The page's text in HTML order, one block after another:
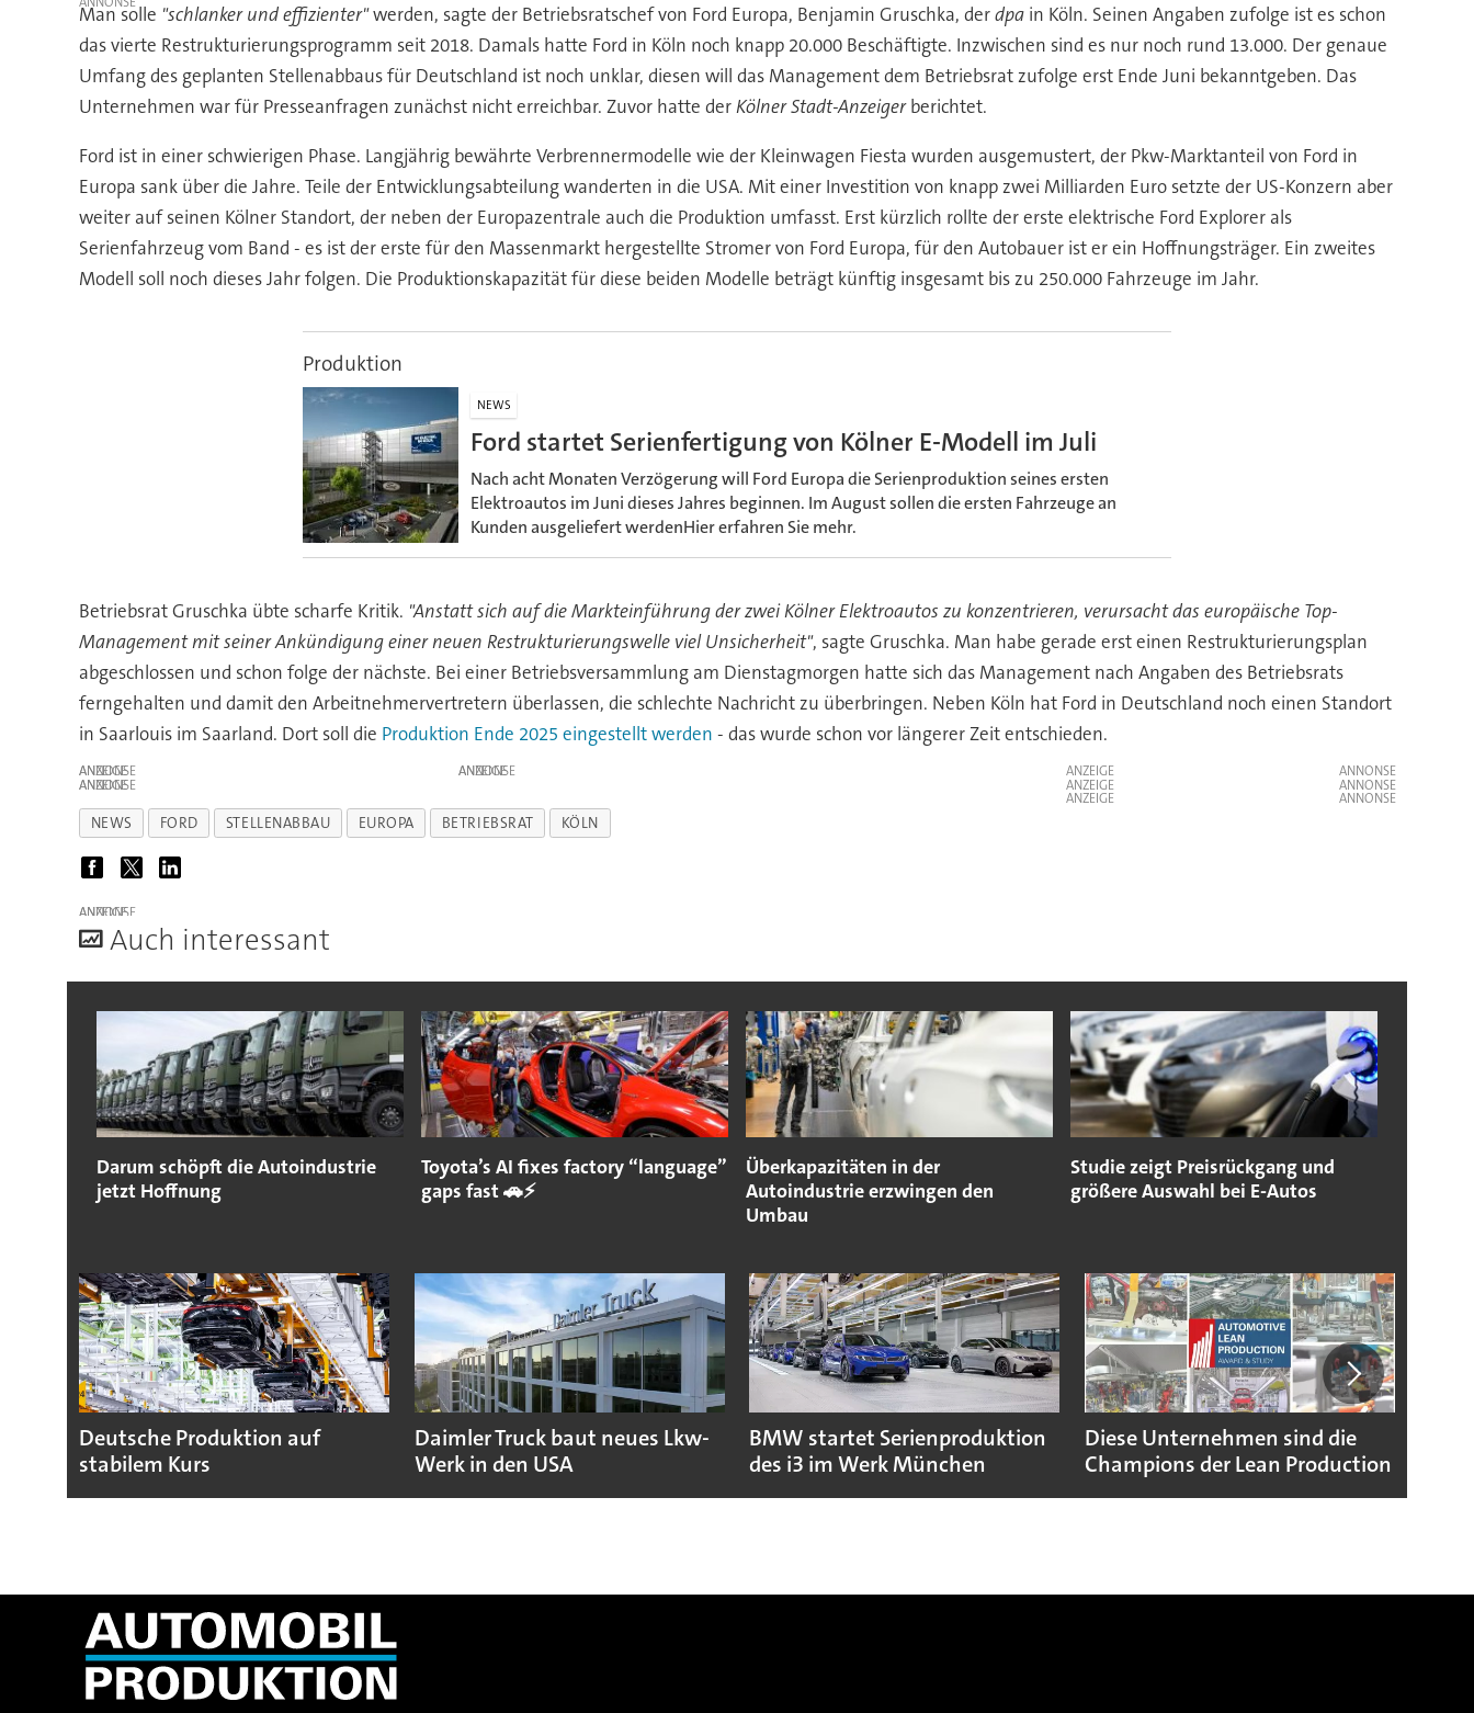
Man solle "schlanker und effizienter"werden, sagte der Betriebsratschef von Ford Europa, Benjamin Gruschka, derdpain Köln. Seinen Angaben zufolge ist es schon
das vierte Restrukturierungsprogramm seit 2018. Damals hatte Ford in Köln noch knapp 20.000 Beschäftigte. Inzwischen sind es nur noch rund 13.000. Der genaue
Umfang des geplanten Stellenabbaus für Deutschland ist noch unklar, diesen will das Management dem Betriebsrat zufolge erst Ende Juni bekanntgeben. Das
Unternehmen war für Presseanfragen zunächst nicht erreichbar. Zuvor hatte derKölner Stadt-Anzeigerberichtet.
Ford ist in einer schwierigen Phase. Langjährig bewährte Verbrennermodelle wie der Kleinwagen Fiesta wurden ausgemustert, der Pkw-Marktanteil von Ford in
Europa sank über die Jahre. Teile der Entwicklungsabteilung wanderten in die USA. Mit einer Investition von knapp zwei Milliarden Euro setzte der US-Konzern aber
weiter auf seinen Kölner Standort, der neben der Europazentrale auch die Produktion umfasst. Erst kürzlich rollte der erste elektrische Ford Explorer als
Serienfahrzeug vom Band - es ist der erste für den Massenmarkt hergestellte Stromer von Ford Europa, für den Autobauer ist er ein Hoffnungsträger. Ein zweites
Modell soll noch dieses Jahr folgen. Die Produktionskapazität für diese beiden Modelle beträgt künftig insgesamt bis zu 250.000 Fahrzeuge im Jahr.
Produktion
NEWS
Ford startet Serienfertigung von Kölner E-Modell im Juli
Nach acht Monaten Verzögerung will Ford Europa die Serienproduktion seines ersten
Elektroautos im Juni dieses Jahres beginnen. Im August sollen die ersten Fahrzeuge an
Kunden ausgeliefert werdenHier erfahren Sie mehr.
Betriebsrat Gruschka übte scharfe Kritik. "Anstatt sich auf die Markteinführung der zwei Kölner Elektroautos zu konzentrieren, verursacht das europäische Top-
Management mit seiner Ankündigung einer neuen Restrukturierungswelle viel Unsicherheit", sagte Gruschka. Man habe gerade erst einen Restrukturierungsplan
abgeschlossen und schon folge der nächste. Bei einer Betriebsversammlung am Dienstagmorgen hatte sich das Management nach Angaben des Betriebsrats
ferngehalten und damit den Arbeitnehmervertretern überlassen, die schlechte Nachricht zu überbringen. Neben Köln hat Ford in Deutschland noch einen Standort
in Saarlouis im Saarland. Dort soll die Produktion Ende 2025 eingestellt werden - das wurde schon vor längerer Zeit entschieden.
ANZEIGE ANZEIGE
ANZEIGE
ANZEIGE
ANZEIGE
ANZEIGE
NEWS FORD STELLENABBAU EUROPA BETRIEBSRAT KÖLN
ANZEIGE
Auch interessant
Darum schöpft die Autoindustrie
jetzt Hoffnung
Toyota’s AI fixes factory “language”
gaps fast 🚗⚡
Überkapazitäten in der
Autoindustrie erzwingen den
Umbau
Studie zeigt Preisrückgang und
größere Auswahl bei E-Autos
Deutsche Produktion auf
stabilem Kurs
Daimler Truck baut neues Lkw-
Werk in den USA
BMW startet Serienproduktion
des i3 im Werk München
Diese Unternehmen sind die
Champions der Lean Production